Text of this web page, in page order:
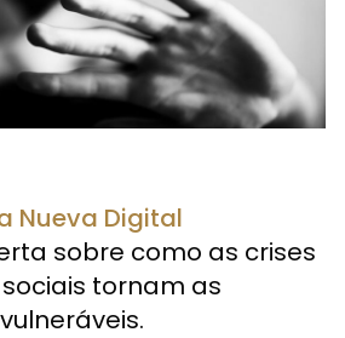
Nueva Digital
sobre como as crises
tornam as